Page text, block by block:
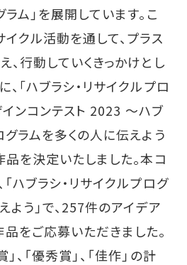
ム」を展開しています。こ
イクル活動を通して、プラス
、行動していくきっかけとし
、｢ハブラシ・リサイクルプロ
ンコンテスト 2023 ～ハブ
グラムを多くの人に伝えよう
を決定いたしました。本コ
ハブラシ・リサイクルプログ
よう」で、257件のアイデア
をご応募いただきました。
、「優秀賞」、「佳作」の計